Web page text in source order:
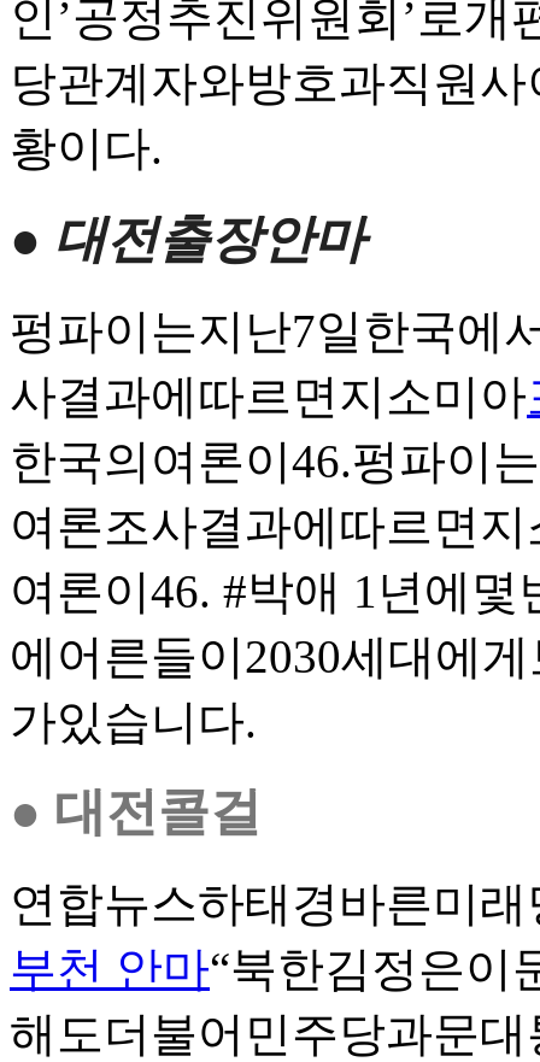
인’공정추진위원회’로
당관계자와방호과직원
황이다.
● 대전출장안마
펑파이는지난7일한국에
사결과에따르면지소미아
한국의여론이46.펑파이
여론조사결과에따르면
여론이46. #박애 1년에
에어른들이2030세대에
가있습니다.
● 대전콜걸
연합뉴스하태경바른미
부천 안마“북한김정은이
해도더불어민주당과문